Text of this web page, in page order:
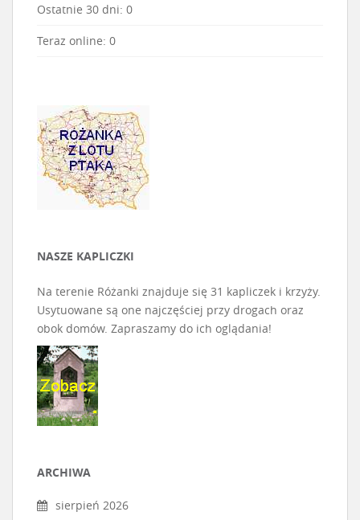
Ostatnie 30 dni: 0
Teraz online: 0
NASZE KAPLICZKI
Na terenie Różanki znajduje się 31 kapliczek i krzyży.
Usytuowane są one najczęściej przy drogach oraz
obok domów. Zapraszamy do ich oglądania!
ARCHIWA
sierpień 2026